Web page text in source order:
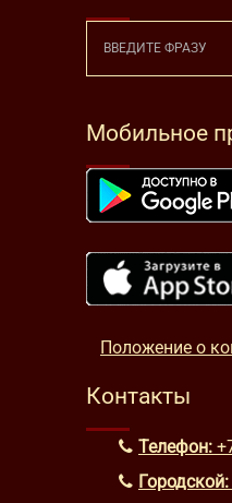
Мобильное
Положение о
Контакты
Телефон:
Городской: